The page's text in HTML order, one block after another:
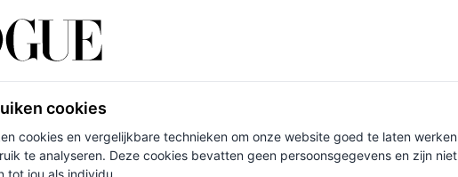
Millionaire-zonnebrillen werden ontworpen.
verwerkt. Denk aan de flip-phonehangers en
als rode draad door de collectie. Dit symbool
cookies
cookies en vergelijkbare technieken om onze website goed te laten werken
te analyseren. Deze cookies bevatten geen persoonsgegevens en zijn niet
tot jou als individu.